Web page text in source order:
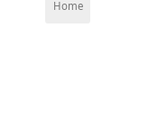
Home